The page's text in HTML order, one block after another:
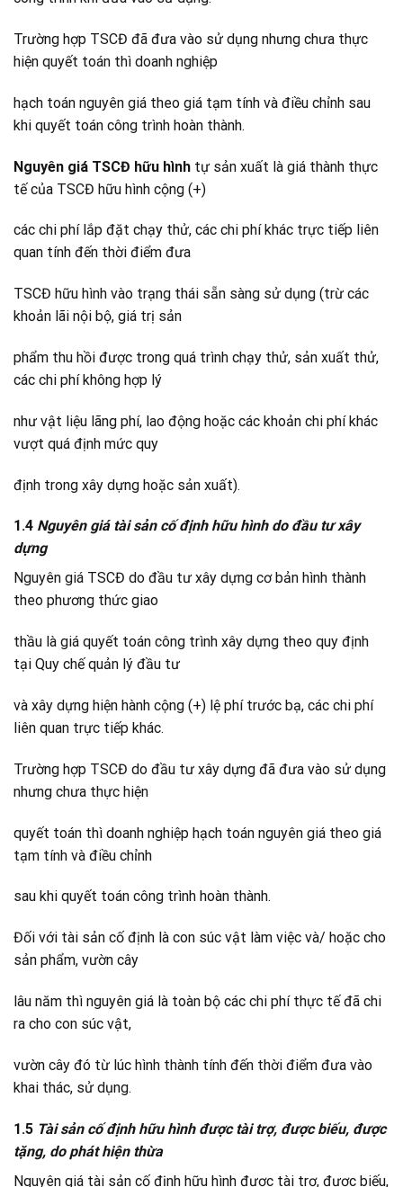
Trường hợp TSCĐ đã đưa vào sử dụng nhưng chưa thực
hiện quyết toán thì doanh nghiệp
hạch toán nguyên giá theo giá tạm tính và điều chỉnh sau
khi quyết toán công trình hoàn thành.
Nguyên giá TSCĐ hữu hình tự sản xuất là giá thành thực
tế của TSCĐ hữu hình cộng (+)
các chi phí lắp đặt chạy thử, các chi phí khác trực tiếp liên
quan tính đến thời điểm đưa
TSCĐ hữu hình vào trạng thái sẵn sàng sử dụng (trừ các
khoản lãi nội bộ, giá trị sản
phẩm thu hồi được trong quá trình chạy thử, sản xuất thử,
các chi phí không hợp lý
như vật liệu lãng phí, lao động hoặc các khoản chi phí khác
vượt quá định mức quy
định trong xây dựng hoặc sản xuất).
1.4 Nguyên giá tài sản cố định hữu hình do đầu tư xây
dựng
Nguyên giá TSCĐ do đầu tư xây dựng cơ bản hình thành
theo phương thức giao
thầu là giá quyết toán công trình xây dựng theo quy định
tại Quy chế quản lý đầu tư
và xây dựng hiện hành cộng (+) lệ phí trước bạ, các chi phí
liên quan trực tiếp khác.
Trường hợp TSCĐ do đầu tư xây dựng đã đưa vào sử dụng
nhưng chưa thực hiện
quyết toán thì doanh nghiệp hạch toán nguyên giá theo giá
tạm tính và điều chỉnh
sau khi quyết toán công trình hoàn thành.
Đối với tài sản cố định là con súc vật làm việc và/ hoặc cho
sản phẩm, vườn cây
lâu năm thì nguyên giá là toàn bộ các chi phí thực tế đã chi
ra cho con súc vật,
vườn cây đó từ lúc hình thành tính đến thời điểm đưa vào
khai thác, sử dụng.
1.5 Tài sản cố định hữu hình được tài trợ, được biếu, được
tặng, do phát hiện thừa
Nguyên giá tài sản cố định hữu hình được tài trợ, được biếu,